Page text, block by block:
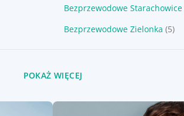
Bezprzewodowe Starachowice
Bezprzewodowe Zielonka (5)
POKAŻ WIĘCEJ